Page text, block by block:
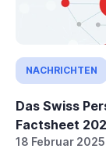
NACHRICHTEN
Das Swiss
Factsheet
18 Februar 2025